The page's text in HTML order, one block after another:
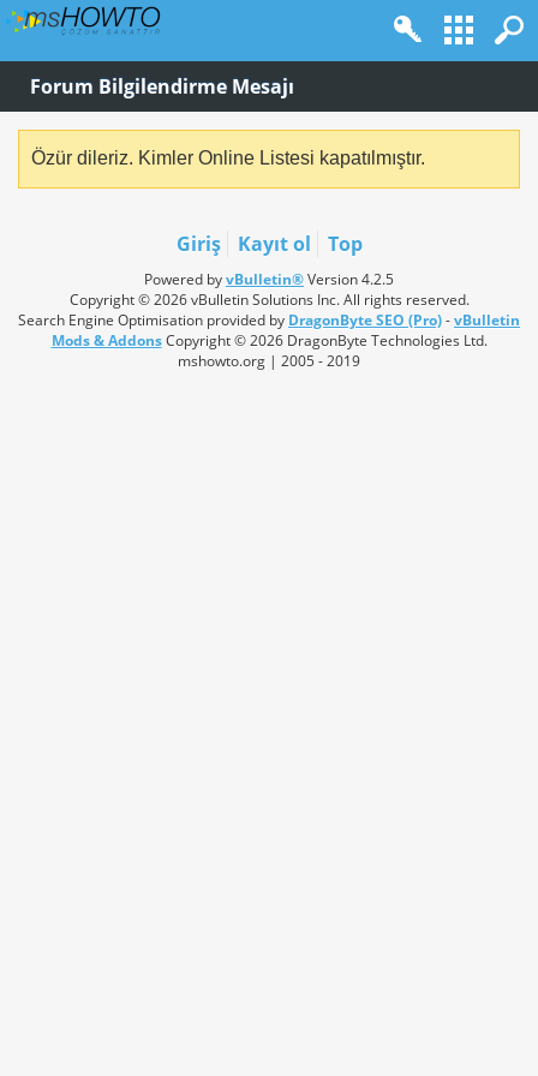
Forum Bilgilendirme Mesajı
Özür dileriz. Kimler Online Listesi kapatılmıştır.
Giriş Kayıt ol Top
Powered byvBulletin®Version 4.2.5
Copyright © 2026 vBulletin Solutions Inc. All rights reserved.
Search Engine Optimisation provided by DragonByte SEO (Pro)-vBulletin
Mods & AddonsCopyright © 2026 DragonByte Technologies Ltd.
mshowto.org | 2005 - 2019